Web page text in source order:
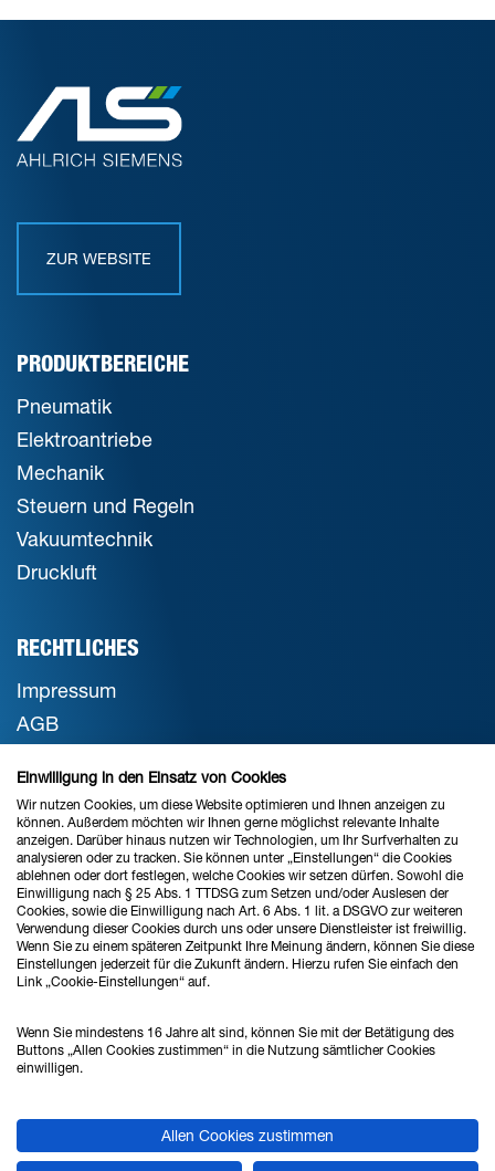
ZUR WEBSITE
PRODUKTBEREICHE
Pneumatik
Elektroantriebe
Mechanik
Steuern und Regeln
Vakuumtechnik
Druckluft
RECHTLICHES
Impressum
AGB
Cookie-Einstellungen
STANDORT BREMEN
Verkauf & Beratung
Ahlrich Siemens GmbH
28357 Bremen
Tel.: 0421 - 27808 - 0
Fax: 0421 - 27808 - 88
Einwilligung in den Einsatz von Cookies
Wir nutzen Cookies, um diese Website optimieren und Ihnen anzeigen zu
können. Außerdem möchten wir Ihnen gerne möglichst relevante Inhalte
anzeigen. Darüber hinaus nutzen wir Technologien, um Ihr Surfverhalten zu
analysieren oder zu tracken. Sie können unter „Einstellungen“ die Cookies
ablehnen oder dort festlegen, welche Cookies wir setzen dürfen. Sowohl die
Einwilligung nach § 25 Abs. 1 TTDSG zum Setzen und/oder Auslesen der
Cookies, sowie die Einwilligung nach Art. 6 Abs. 1 lit. a DSGVO zur weiteren
Verwendung dieser Cookies durch uns oder unsere Dienstleister ist freiwillig.
Wenn Sie zu einem späteren Zeitpunkt Ihre Meinung ändern, können Sie diese
Einstellungen jederzeit für die Zukunft ändern. Hierzu rufen Sie einfach den
Link „Cookie-Einstellungen“ auf.
Wenn Sie mindestens 16 Jahre alt sind, können Sie mit der Betätigung des
Buttons „Allen Cookies zustimmen“ in die Nutzung sämtlicher Cookies
einwilligen.
Allen Cookies zustimmen